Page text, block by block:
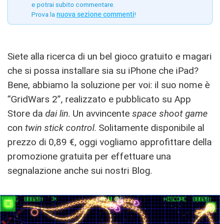
e potrai subito commentare.
Prova la nuova sezione commenti!
Siete alla ricerca di un bel gioco gratuito e magari
che si possa installare sia su iPhone che iPad?
Bene, abbiamo la soluzione per voi: il suo nome è
“GridWars 2”, realizzato e pubblicato su App
Store da dai lin. Un avvincente space shoot game
con twin stick control. Solitamente disponibile al
prezzo di 0,89 €, oggi vogliamo approfittare della
promozione gratuita per effettuare una
segnalazione anche sui nostri Blog.